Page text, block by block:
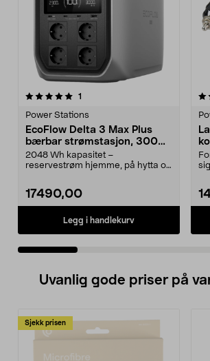
1
Power Stations
EcoFlow Delta 3 Max Plus
bærbar strømstasjon, 3000
W
2048 Wh kapasitet –
reservestrøm hjemme, på hytta og
17490,00
Legg i handlekurv
5.0 av 5 stjerner
Uvanlig gode priser på
Sjekk prisen